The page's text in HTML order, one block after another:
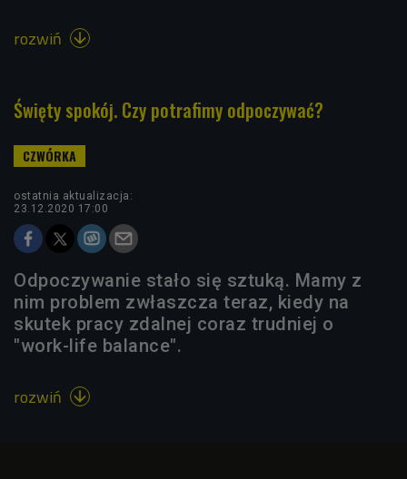
rozwiń 
Święty spokój. Czy potrafimy odpoczywać?
ostatnia aktualizacja:
23.12.2020 17:00
Odpoczywanie stało się sztuką. Mamy z
nim problem zwłaszcza teraz, kiedy na
skutek pracy zdalnej coraz trudniej o
"work-life balance".
rozwiń 